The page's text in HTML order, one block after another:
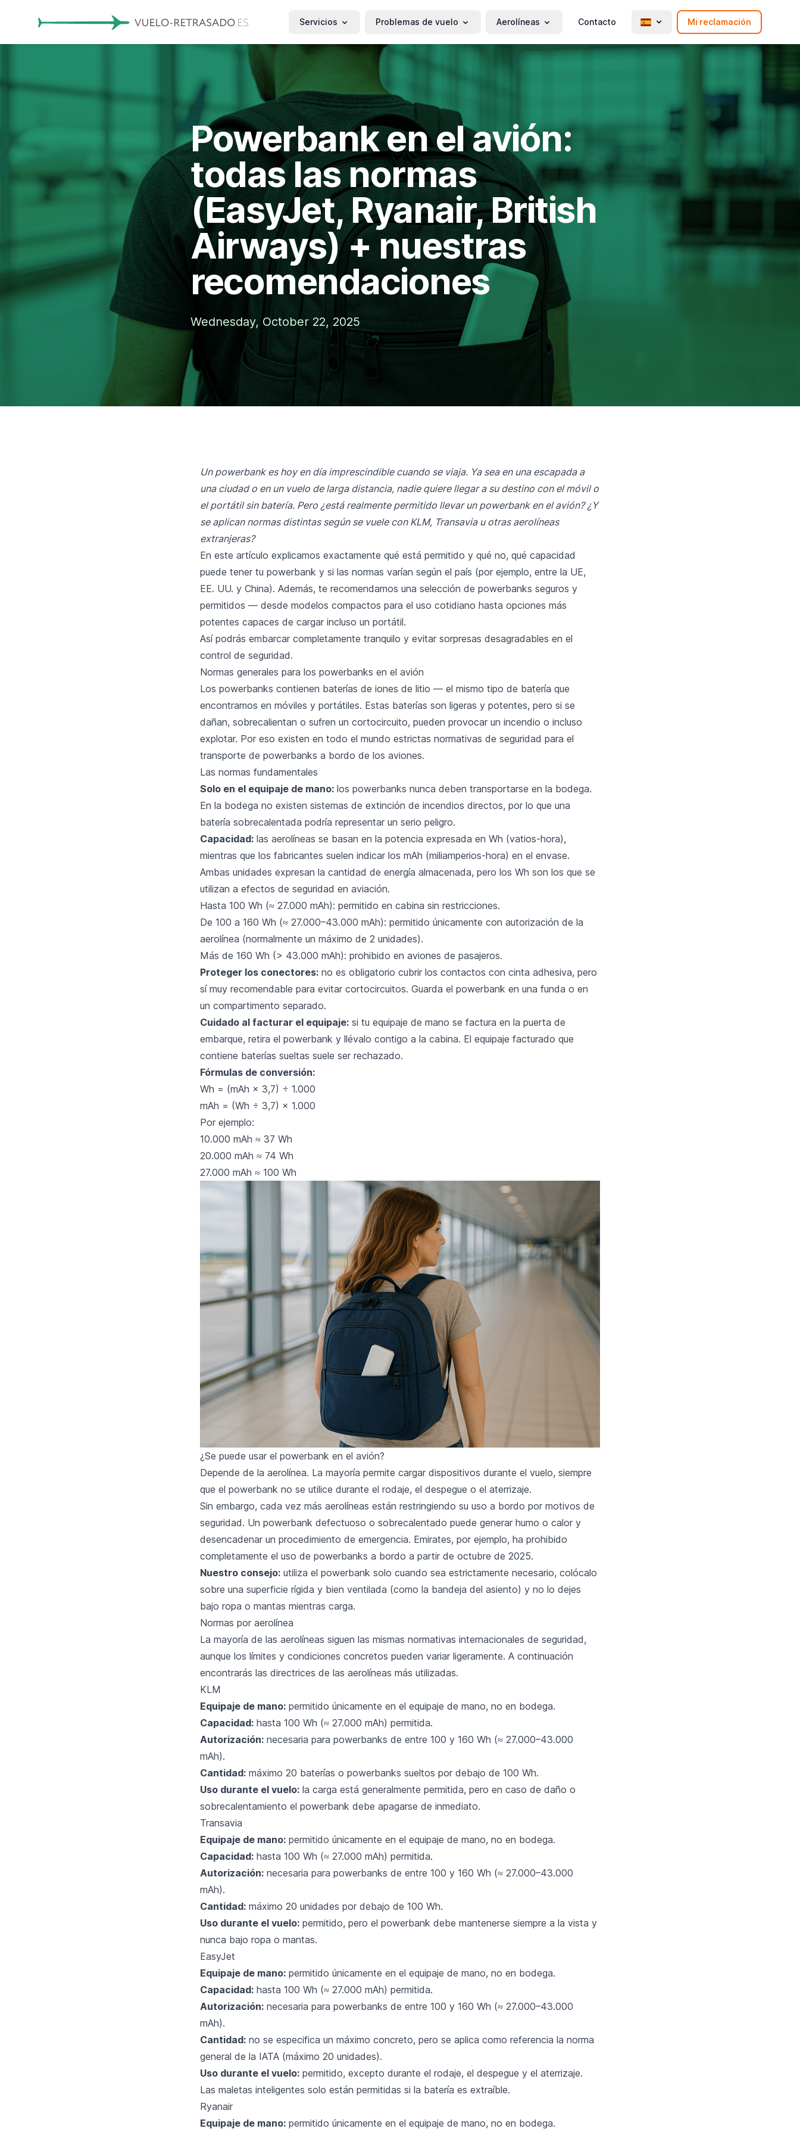
Servicios Problemas de vuelo Aerolíneas Contacto Mi reclamación
Powerbank en el avión:
todas las normas
(EasyJet, Ryanair, British
Airways) + nuestras
recomendaciones
Wednesday, October 22, 2025
Un powerbank es hoy en día imprescindible cuando se viaja. Ya sea en una escapada a
una ciudad o en un vuelo de larga distancia, nadie quiere llegar a su destino con el móvil o
el portátil sin batería. Pero ¿está realmente permitido llevar un powerbank en el avión? ¿Y
se aplican normas distintas según se vuele con KLM, Transavia u otras aerolíneas
extranjeras?
En este artículo explicamos exactamente qué está permitido y qué no, qué capacidad
puede tener tu powerbank y si las normas varían según el país (por ejemplo, entre la UE,
EE. UU. y China). Además, te recomendamos una selección de powerbanks seguros y
permitidos — desde modelos compactos para el uso cotidiano hasta opciones más
potentes capaces de cargar incluso un portátil.
Así podrás embarcar completamente tranquilo y evitar sorpresas desagradables en el
control de seguridad.
Normas generales para los powerbanks en el avión
Los powerbanks contienen baterías de iones de litio — el mismo tipo de batería que
encontramos en móviles y portátiles. Estas baterías son ligeras y potentes, pero si se
dañan, sobrecalientan o sufren un cortocircuito, pueden provocar un incendio o incluso
explotar. Por eso existen en todo el mundo estrictas normativas de seguridad para el
transporte de powerbanks a bordo de los aviones.
Las normas fundamentales
Solo en el equipaje de mano: los powerbanks nunca deben transportarse en la bodega.
En la bodega no existen sistemas de extinción de incendios directos, por lo que una
batería sobrecalentada podría representar un serio peligro.
Capacidad: las aerolíneas se basan en la potencia expresada en Wh (vatios-hora),
mientras que los fabricantes suelen indicar los mAh (miliamperios-hora) en el envase.
Ambas unidades expresan la cantidad de energía almacenada, pero los Wh son los que se
utilizan a efectos de seguridad en aviación.
Hasta 100 Wh (≈ 27.000 mAh): permitido en cabina sin restricciones.
De 100 a 160 Wh (≈ 27.000–43.000 mAh): permitido únicamente con autorización de la
aerolínea (normalmente un máximo de 2 unidades).
Más de 160 Wh (> 43.000 mAh): prohibido en aviones de pasajeros.
Proteger los conectores: no es obligatorio cubrir los contactos con cinta adhesiva, pero
sí muy recomendable para evitar cortocircuitos. Guarda el powerbank en una funda o en
un compartimento separado.
Cuidado al facturar el equipaje: si tu equipaje de mano se factura en la puerta de
embarque, retira el powerbank y llévalo contigo a la cabina. El equipaje facturado que
contiene baterías sueltas suele ser rechazado.
Fórmulas de conversión:
Wh = (mAh × 3,7) ÷ 1.000
mAh = (Wh ÷ 3,7) × 1.000
Por ejemplo:
10.000 mAh ≈ 37 Wh
20.000 mAh ≈ 74 Wh
27.000 mAh ≈ 100 Wh
¿Se puede usar el powerbank en el avión?
Depende de la aerolínea. La mayoría permite cargar dispositivos durante el vuelo, siempre
que el powerbank no se utilice durante el rodaje, el despegue o el aterrizaje.
Sin embargo, cada vez más aerolíneas están restringiendo su uso a bordo por motivos de
seguridad. Un powerbank defectuoso o sobrecalentado puede generar humo o calor y
desencadenar un procedimiento de emergencia. Emirates, por ejemplo, ha prohibido
completamente el uso de powerbanks a bordo a partir de octubre de 2025.
Nuestro consejo: utiliza el powerbank solo cuando sea estrictamente necesario, colócalo
sobre una superficie rígida y bien ventilada (como la bandeja del asiento) y no lo dejes
bajo ropa o mantas mientras carga.
Normas por aerolínea
La mayoría de las aerolíneas siguen las mismas normativas internacionales de seguridad,
aunque los límites y condiciones concretos pueden variar ligeramente. A continuación
encontrarás las directrices de las aerolíneas más utilizadas.
KLM
Equipaje de mano: permitido únicamente en el equipaje de mano, no en bodega.
Capacidad: hasta 100 Wh (≈ 27.000 mAh) permitida.
Autorización: necesaria para powerbanks de entre 100 y 160 Wh (≈ 27.000–43.000
mAh).
Cantidad: máximo 20 baterías o powerbanks sueltos por debajo de 100 Wh.
Uso durante el vuelo: la carga está generalmente permitida, pero en caso de daño o
sobrecalentamiento el powerbank debe apagarse de inmediato.
Transavia
Equipaje de mano: permitido únicamente en el equipaje de mano, no en bodega.
Capacidad: hasta 100 Wh (≈ 27.000 mAh) permitida.
Autorización: necesaria para powerbanks de entre 100 y 160 Wh (≈ 27.000–43.000
mAh).
Cantidad: máximo 20 unidades por debajo de 100 Wh.
Uso durante el vuelo: permitido, pero el powerbank debe mantenerse siempre a la vista y
nunca bajo ropa o mantas.
EasyJet
Equipaje de mano: permitido únicamente en el equipaje de mano, no en bodega.
Capacidad: hasta 100 Wh (≈ 27.000 mAh) permitida.
Autorización: necesaria para powerbanks de entre 100 y 160 Wh (≈ 27.000–43.000
mAh).
Cantidad: no se especifica un máximo concreto, pero se aplica como referencia la norma
general de la IATA (máximo 20 unidades).
Uso durante el vuelo: permitido, excepto durante el rodaje, el despegue y el aterrizaje.
Las maletas inteligentes solo están permitidas si la batería es extraíble.
Ryanair
Equipaje de mano: permitido únicamente en el equipaje de mano, no en bodega.